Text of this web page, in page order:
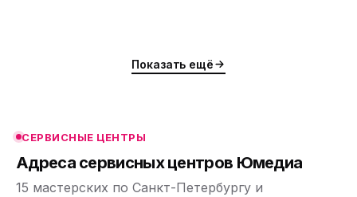
Показать ещё
СЕРВИСНЫЕ ЦЕНТРЫ
Адреса сервисных центров Юмедиа
15 мастерских по Санкт-Петербургу и
ю